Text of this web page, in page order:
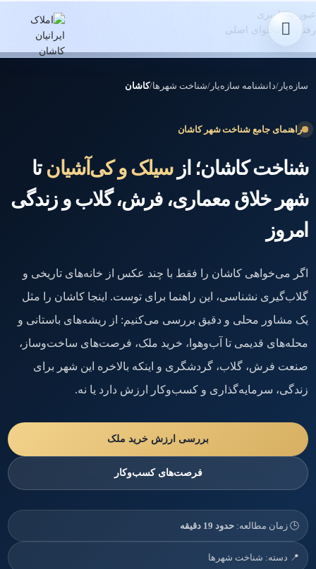
عبور به ناوبری
رفتن به محتوای اصلی
سازه‌یار /دانشنامه سازه‌یار /شناخت شهرها/کاشان
راهنمای جامع شناخت شهر کاشان
شناخت کاشان؛ ازسیلک و کی‌آشیان تا
شهر خلاق معماری، فرش، گلاب و زندگی
امروز
اگر می‌خواهی کاشان را فقط با چند عکس از خانه‌های تاریخی و
گلاب‌گیری نشناسی، این راهنما برای توست. اینجا کاشان را مثل
یک مشاور محلی و دقیق بررسی می‌کنیم: از ریشه‌های باستانی و
محله‌های قدیمی تا آب‌وهوا، خرید ملک، فرصت‌های ساخت‌وساز،
صنعت فرش، گلاب، گردشگری و اینکه بالاخره این شهر برای
زندگی، سرمایه‌گذاری و کسب‌وکار ارزش دارد یا نه.
بررسی ارزش خرید ملک
فرصت‌های کسب‌وکار
🕒 زمان مطالعه: حدود 19 دقیقه
📍 دسته: شناخت شهرها